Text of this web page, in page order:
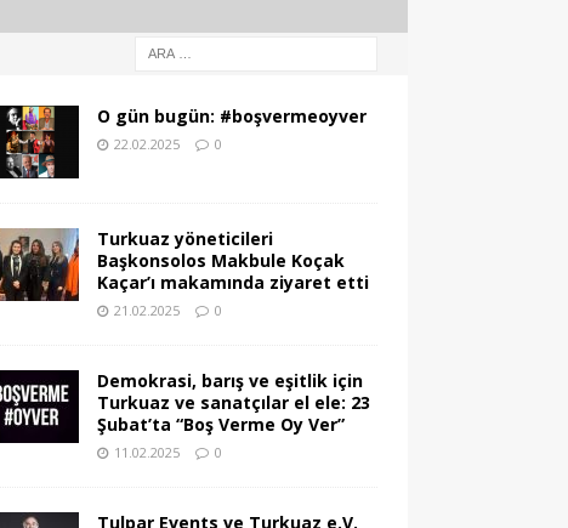
O gün bugün: #boşvermeoyver
22.02.2025 0
Turkuaz yöneticileri
Başkonsolos Makbule Koçak
Kaçar’ı makamında ziyaret etti
21.02.2025 0
Demokrasi, barış ve eşitlik için
Turkuaz ve sanatçılar el ele: 23
Şubat’ta “Boş Verme Oy Ver”
11.02.2025 0
Tulpar Events ve Turkuaz e.V.